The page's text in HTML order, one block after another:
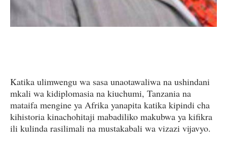
Katika ulimwengu wa sasa unaotawaliwa na ushindani
mkali wa kidiplomasia na kiuchumi, Tanzania na
mataifa mengine ya Afrika yanapita katika kipindi cha
kihistoria kinachohitaji mabadiliko makubwa ya kifikra
ili kulinda rasilimali na mustakabali wa vizazi vijavyo.